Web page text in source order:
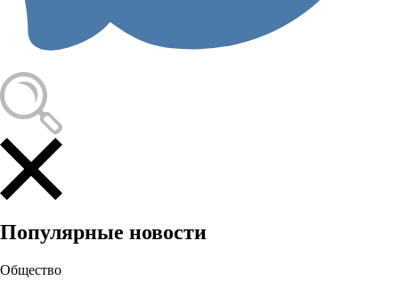
Происшествия
В Кузбассе на молочной ферме погибли двое,
когда спустились в навозохранилище
Популярные новости
Общество